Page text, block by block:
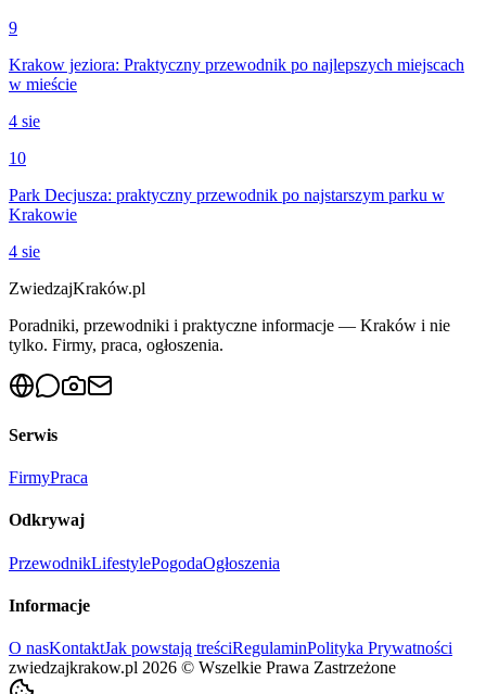
9
Krakow jeziora: Praktyczny przewodnik po najlepszych miejscach
w mieście
4 sie
10
Park Decjusza: praktyczny przewodnik po najstarszym parku w
Krakowie
4 sie
ZwiedzajKraków.pl
Poradniki, przewodniki i praktyczne informacje — Kraków i nie
tylko. Firmy, praca, ogłoszenia.
Serwis
FirmyPraca
Odkrywaj
PrzewodnikLifestylePogodaOgłoszenia
Informacje
O nasKontaktJak powstają treściRegulaminPolityka Prywatności
zwiedzajkrakow.pl 2026 © Wszelkie Prawa Zastrzeżone